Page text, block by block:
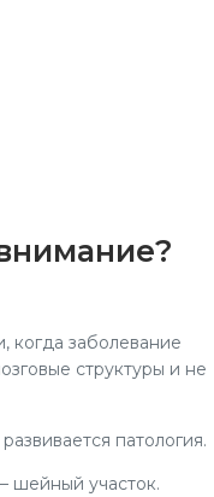
когда заболевание
структуры и не
патология.
шейный участок.